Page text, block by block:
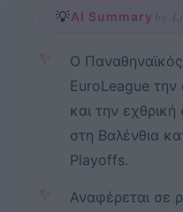
💡AI Summary by
✨
Ο Παναθηναϊκός
EuroLeague την
και την
στη Βαλένθια
Playoffs.
✨
Αναφέρεται σε